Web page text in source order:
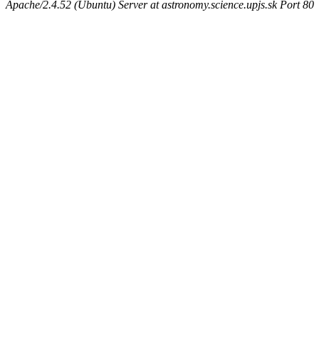
Apache/2.4.52 (Ubuntu) Server at astronomy.science.upjs.sk Port 80